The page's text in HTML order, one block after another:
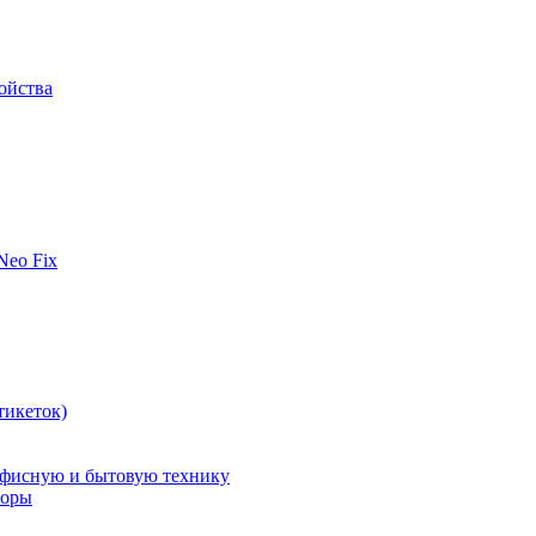
Fix
и бытовую технику